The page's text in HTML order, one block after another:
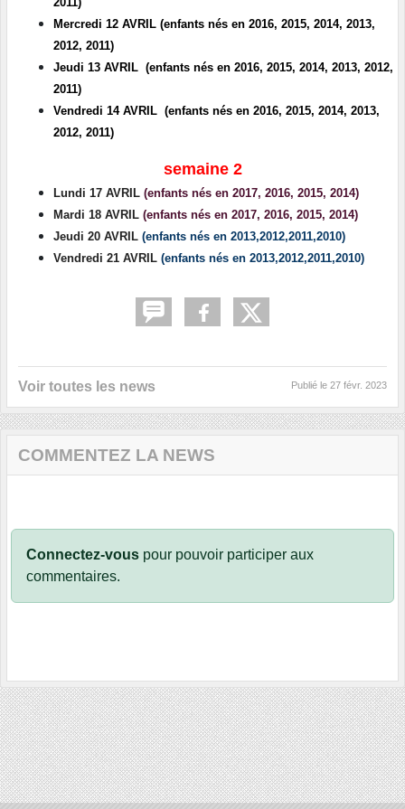
Mercredi 12 AVRIL (enfants nés en 2016, 2015, 2014, 2013,
2012, 2011)
Jeudi 13 AVRIL (enfants nés en 2016, 2015, 2014, 2013, 2012,
2011)
Vendredi 14 AVRIL (enfants nés en 2016, 2015, 2014, 2013,
2012, 2011)
semaine 2
Lundi 17 AVRIL (enfants nés en 2017, 2016, 2015, 2014)
Mardi 18 AVRIL (enfants nés en 2017, 2016, 2015, 2014)
Jeudi 20 AVRIL (enfants nés en 2013,2012,2011,2010)
Vendredi 21 AVRIL (enfants nés en 2013,2012,2011,2010)
Voir toutes les news Publié le 27 févr. 2023
COMMENTEZ LA NEWS
Connectez-vous pour pouvoir participer aux
commentaires.